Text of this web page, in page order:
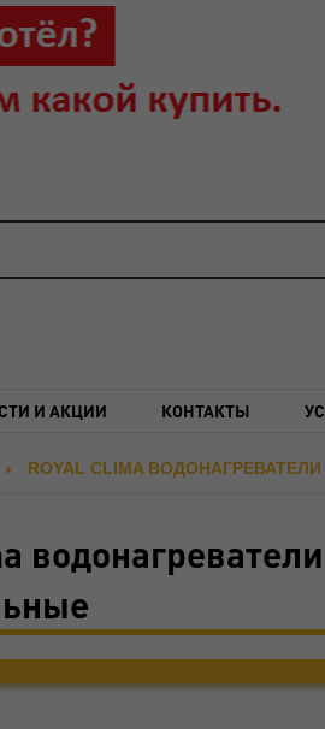
И АКЦИИ КОНТАКТЫ
ROYAL CLIMA